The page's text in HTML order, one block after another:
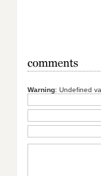
Warning: Undefined